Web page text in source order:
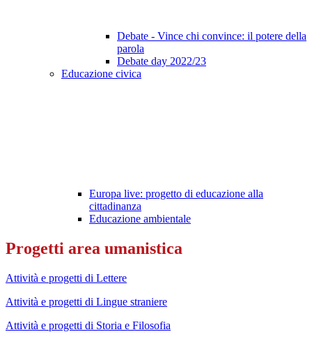
Debate - Vince chi convince: il potere della
parola
Debate day 2022/23
Educazione civica
Europa live: progetto di educazione alla
cittadinanza
Educazione ambientale
Progetti area umanistica
Attività e progetti di Lettere
Attività e progetti di Lingue straniere
Attività e progetti di Storia e Filosofia